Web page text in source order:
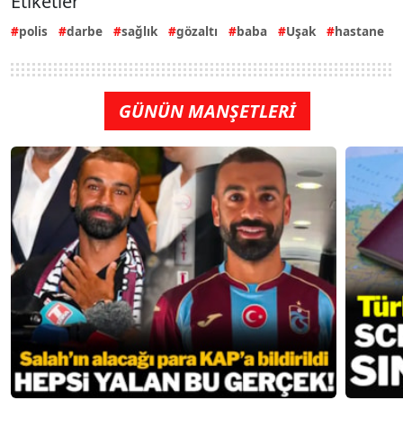
polis darbe sağlık gözaltı baba Uşak hastane
GÜNÜN MANŞETLERİ